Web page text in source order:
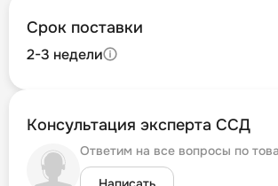
Срок поставки
2-3 недели
Консультация эксперта ССД
Ответим на все вопросы по